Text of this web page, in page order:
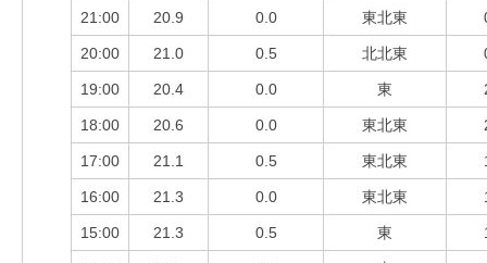
21:00 20.9 0.0 東北東
20:00 21.0 0.5 北北東
19:00 20.4 0.0 東
18:00 20.6 0.0 東北東
17:00 21.1 0.5 東北東
16:00 21.3 0.0 東北東
15:00 21.3 0.5 東